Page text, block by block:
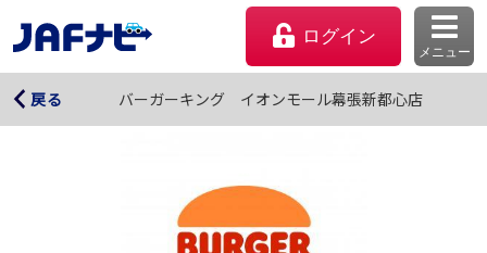
ログイン
メニュー
戻る バーガーキング イオンモール幕張新都心店
バーガーキング イオンモール幕張新都心店